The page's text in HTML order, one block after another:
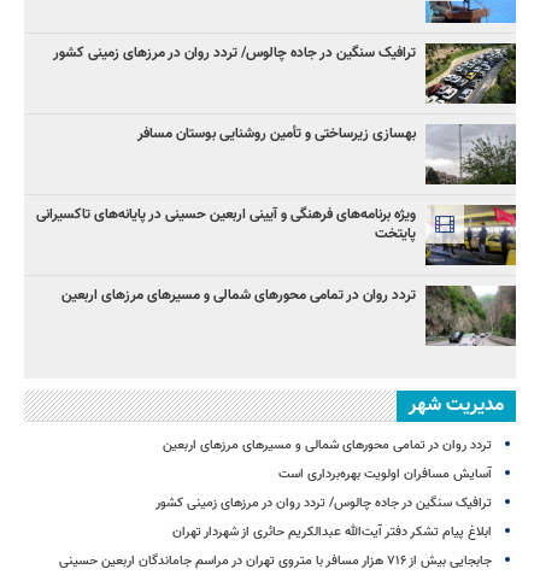
ترافیک سنگین در جاده چالوس/ تردد روان در مرزهای زمینی کشور
بهسازی زیرساختی و تأمین روشنایی بوستان مسافر
ویژه برنامه‌های فرهنگی و آیینی اربعین حسینی در پایانه‌های تاکسیرانی
پایتخت
تردد روان در تمامی محورهای شمالی و مسیرهای مرزهای اربعین
مدیریت شهر
تردد روان در تمامی محورهای شمالی و مسیرهای مرزهای اربعین
آسایش مسافران اولویت بهره‌برداری است
ترافیک سنگین در جاده چالوس/ تردد روان در مرزهای زمینی کشور
ابلاغ پیام تشکر دفتر آیت‌الله عبدالکریم حائری از شهردار تهران
جابجایی بیش از ۷۱۶ هزار مسافر با متروی تهران در مراسم جاماندگان اربعین حسینی